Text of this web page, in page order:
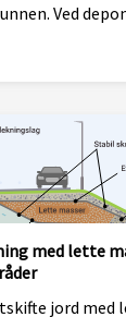
Ved
fra ulike
og
med lette
jord